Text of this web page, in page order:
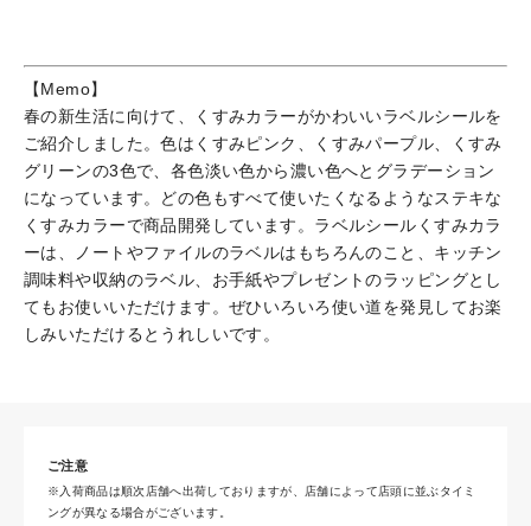
【Memo】
春の新生活に向けて、くすみカラーがかわいいラベルシールを
ご紹介しました。色はくすみピンク、くすみパープル、くすみ
グリーンの3色で、各色淡い色から濃い色へとグラデーション
になっています。どの色もすべて使いたくなるようなステキな
くすみカラーで商品開発しています。ラベルシールくすみカラ
ーは、ノートやファイルのラベルはもちろんのこと、キッチン
調味料や収納のラベル、お手紙やプレゼントのラッピングとし
てもお使いいただけます。ぜひいろいろ使い道を発見してお楽
しみいただけるとうれしいです。
ご注意
※入荷商品は順次店舗へ出荷しておりますが、店舗によって店頭に並ぶタイミ
ングが異なる場合がございます。